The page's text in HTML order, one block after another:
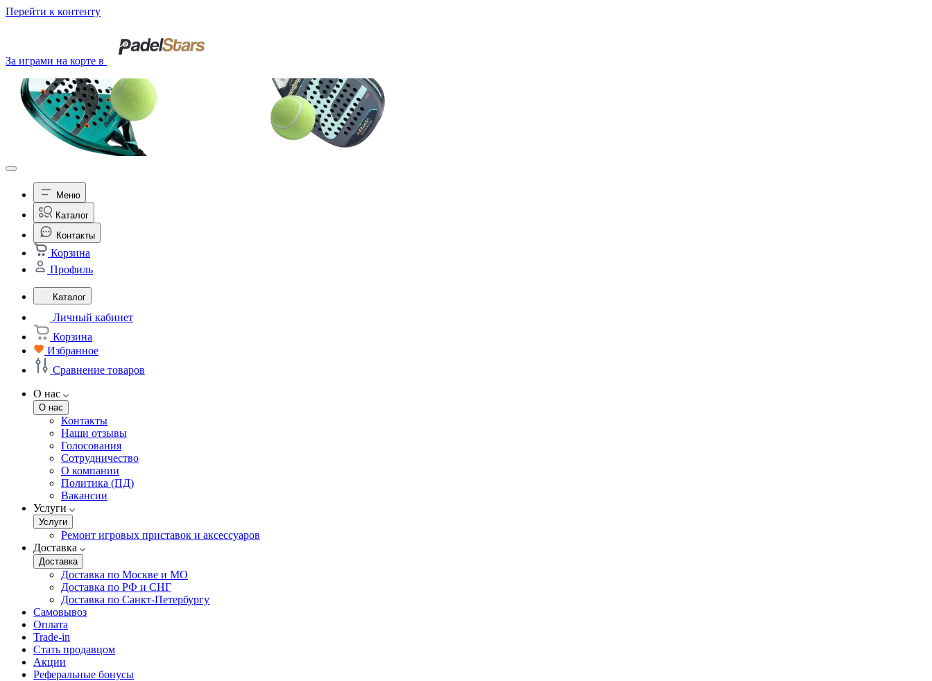
Перейти к контенту
За играми на корте в
Меню
Каталог
Контакты
Корзина
Профиль
Каталог
Личный кабинет
Корзина
Избранное
Сравнение товаров
О нас
О нас
Контакты
Наши отзывы
Голосования
Сотрудничество
О компании
Политика (ПД)
Вакансии
Услуги
Услуги
Ремонт игровых приставок и аксессуаров
Доставка
Доставка
Доставка по Москве и МО
Доставка по РФ и СНГ
Доставка по Санкт-Петербургу
Самовывоз
Оплата
Trade-in
Стать продавцом
Акции
Реферальные бонусы